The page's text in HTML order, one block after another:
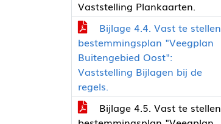
Vaststelling Plankaarten.
Bijlage 4.4. Vast te stellen
bestemmingsplan "Veegplan
Buitengebied Oost":
Vaststelling Bijlagen bij de
regels.
Bijlage 4.5. Vast te stellen